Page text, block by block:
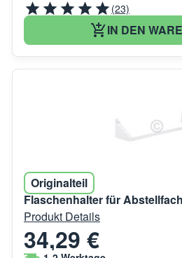
(23)
IN DEN
Originalteil
Flaschenhalter für
Produkt Details
34,29 €